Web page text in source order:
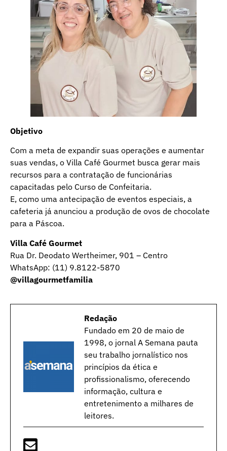
Objetivo
Com a meta de expandir suas operações e aumentar
suas vendas, o Villa Café Gourmet busca gerar mais
recursos para a contratação de funcionárias
capacitadas pelo Curso de Confeitaria.
E, como uma antecipação de eventos especiais, a
cafeteria já anunciou a produção de ovos de chocolate
para a Páscoa.
Villa Café Gourmet
Rua Dr. Deodato Wertheimer, 901 – Centro
WhatsApp: (11) 9.8122-5870
@villagourmetfamilia
Redação
Fundado em 20 de maio de
1998, o jornal A Semana pauta
seu trabalho jornalístico nos
princípios da ética e
profissionalismo, oferecendo
informação, cultura e
entretenimento a milhares de
leitores.